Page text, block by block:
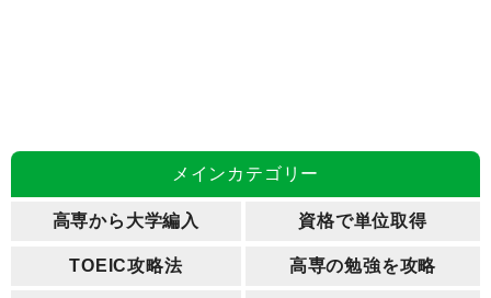
メインカテゴリー
高専から大学編入 資格で単位取得
TOEIC攻略法 高専の勉強を攻略